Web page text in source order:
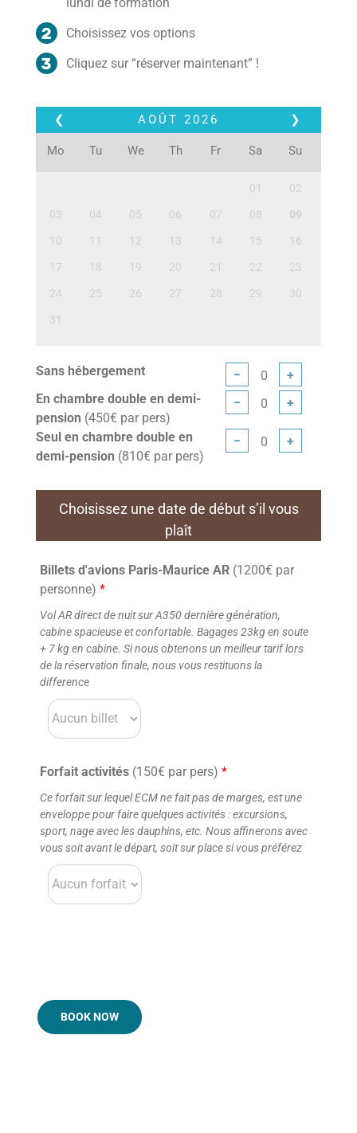
Choisissez vos options
Cliquez sur “réserver maintenant” !
❮ ❯
AOÛT 2026
Mo Tu We Th Fr Sa Su
01 02
03 04 05 06 07 08 09
10 11 12 13 14 15 16
17 18 19 20 21 22 23
24 25 26 27 28 29 30
31
Sans hébergement −
+
En chambre double en demi-
pension (450€ par pers)
− +
Seul en chambre double en
demi-pension (810€ par pers)
− +
Choisissez une date de début s’il vous
plaît
Billets d'avions Paris-Maurice AR(1200€ par
personne) *
Vol AR direct de nuit sur A350 dernière génération,
cabine spacieuse et confortable. Bagages 23kg en soute
+ 7 kg en cabine. Si nous obtenons un meilleur tarif lors
de la réservation finale, nous vous restituons la
difference
Forfait activités(150€ par pers) *
Ce forfait sur lequel ECM ne fait pas de marges, est une
enveloppe pour faire quelques activités : excursions,
sport, nage avec les dauphins, etc. Nous affinerons avec
vous soit avant le départ, soit sur place si vous préférez
BOOK NOW